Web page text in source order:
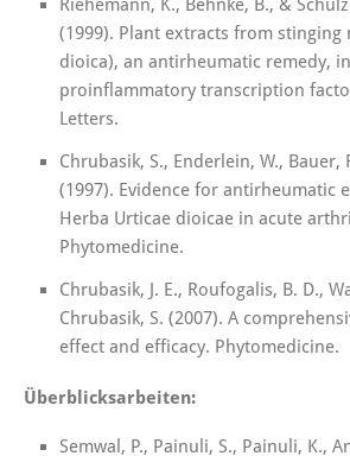
Riehemann, K., Behnke, B., &
(1999). Plant extracts from stinging
dioica), an antirheumatic remedy,
proinflammatory transcription factor
Letters.
Chrubasik, S., Enderlein, W., Bauer,
(1997). Evidence for antirheumatic
Herba Urticae dioicae in acute
Phytomedicine.
Chrubasik, J. E., Roufogalis, B. D.,
Chrubasik, S. (2007). A
effect and efficacy. Phytomedicine.
Überblicksarbeiten:
Semwal, P., Painuli, S., Painuli, K.,